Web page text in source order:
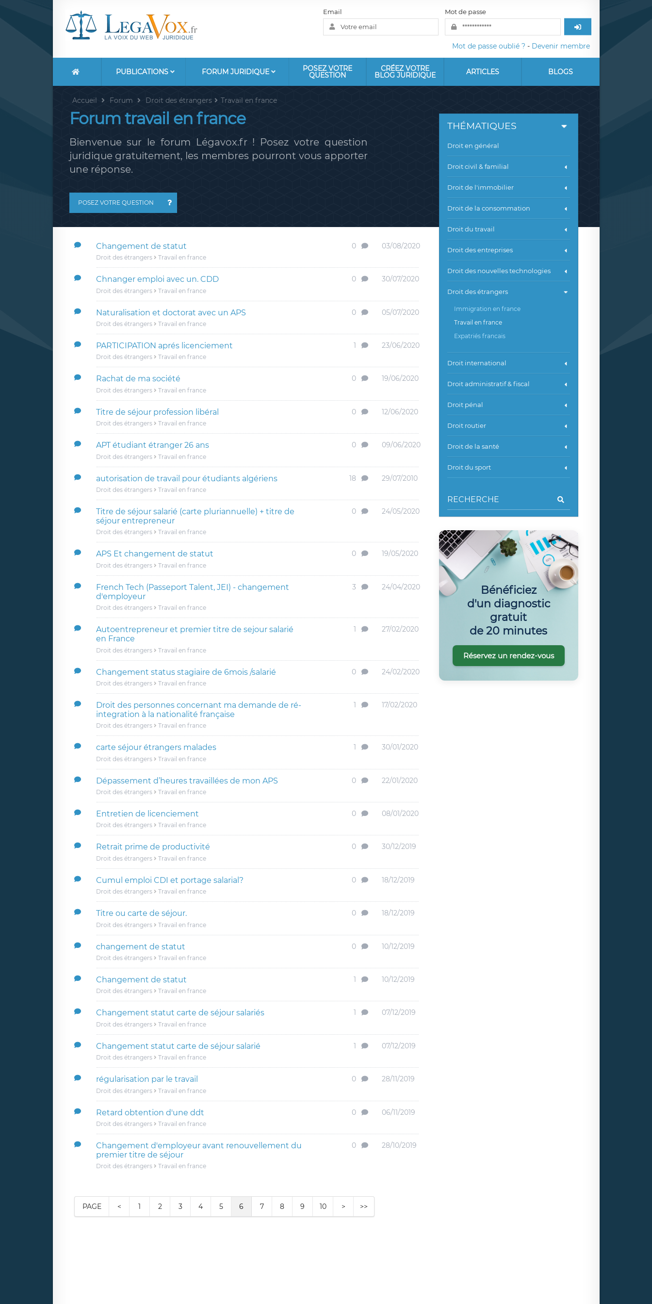
Email Mot de passe
Mot de passe oublié ? - Devenir membre
PUBLICATIONS FORUM JURIDIQUE POSEZ VOTRE
QUESTION
CRÉEZ VOTRE
BLOG JURIDIQUE ARTICLES BLOGS
Accueil Forum Droit des étrangers Travail en france
Forum travail en france
Bienvenue sur le forum Légavox.fr ! Posez votre question
juridique gratuitement, les membres pourront vous apporter
une réponse.
POSEZ VOTRE QUESTION
Changement de statut
Droit des étrangers Travail en france
0 03/08/2020
Chnanger emploi avec un. CDD
Droit des étrangers Travail en france
0 30/07/2020
Naturalisation et doctorat avec un APS
Droit des étrangers Travail en france
0 05/07/2020
PARTICIPATION aprés licenciement
Droit des étrangers Travail en france
1 23/06/2020
Rachat de ma société
Droit des étrangers Travail en france
0 19/06/2020
Titre de séjour profession libéral
Droit des étrangers Travail en france
0 12/06/2020
APT étudiant étranger 26 ans
Droit des étrangers Travail en france
0 09/06/2020
autorisation de travail pour étudiants algériens
Droit des étrangers Travail en france
18 29/07/2010
Titre de séjour salarié (carte pluriannuelle) + titre de
séjour entrepreneur
Droit des étrangers Travail en france
0 24/05/2020
APS Et changement de statut
Droit des étrangers Travail en france
0 19/05/2020
French Tech (Passeport Talent, JEI) - changement
d'employeur
Droit des étrangers Travail en france
3 24/04/2020
Autoentrepreneur et premier titre de sejour salarié
en France
Droit des étrangers Travail en france
1 27/02/2020
Changement status stagiaire de 6mois /salarié
Droit des étrangers Travail en france
0 24/02/2020
Droit des personnes concernant ma demande de ré-
integration à la nationalité française
Droit des étrangers Travail en france
1 17/02/2020
carte séjour étrangers malades
Droit des étrangers Travail en france
1 30/01/2020
Dépassement d’heures travaillées de mon APS
Droit des étrangers Travail en france
0 22/01/2020
Entretien de licenciement
Droit des étrangers Travail en france
0 08/01/2020
Retrait prime de productivité
Droit des étrangers Travail en france
0 30/12/2019
Cumul emploi CDI et portage salarial?
Droit des étrangers Travail en france
0 18/12/2019
Titre ou carte de séjour.
Droit des étrangers Travail en france
0 18/12/2019
changement de statut
Droit des étrangers Travail en france
0 10/12/2019
Changement de statut
Droit des étrangers Travail en france
1 10/12/2019
Changement statut carte de séjour salariés
Droit des étrangers Travail en france
1 07/12/2019
Changement statut carte de séjour salarié
Droit des étrangers Travail en france
1 07/12/2019
régularisation par le travail
Droit des étrangers Travail en france
0 28/11/2019
Retard obtention d'une ddt
Droit des étrangers Travail en france
0 06/11/2019
Changement d'employeur avant renouvellement du
premier titre de séjour
Droit des étrangers Travail en france
0 28/10/2019
PAGE < 1 2 3 4 5 6 7 8 9 10 > >>
THÉMATIQUES
Droit en général
Droit civil & familial
Droit de l'immobilier
Droit de la consommation
Droit du travail
Droit des entreprises
Droit des nouvelles technologies
Droit des étrangers
Immigration en france
Travail en france
Expatriés francais
Droit international
Droit administratif & fiscal
Droit pénal
Droit routier
Droit de la santé
Droit du sport
Bénéficiez
d'un diagnostic
gratuit
de 20 minutes
Réservez un rendez-vous